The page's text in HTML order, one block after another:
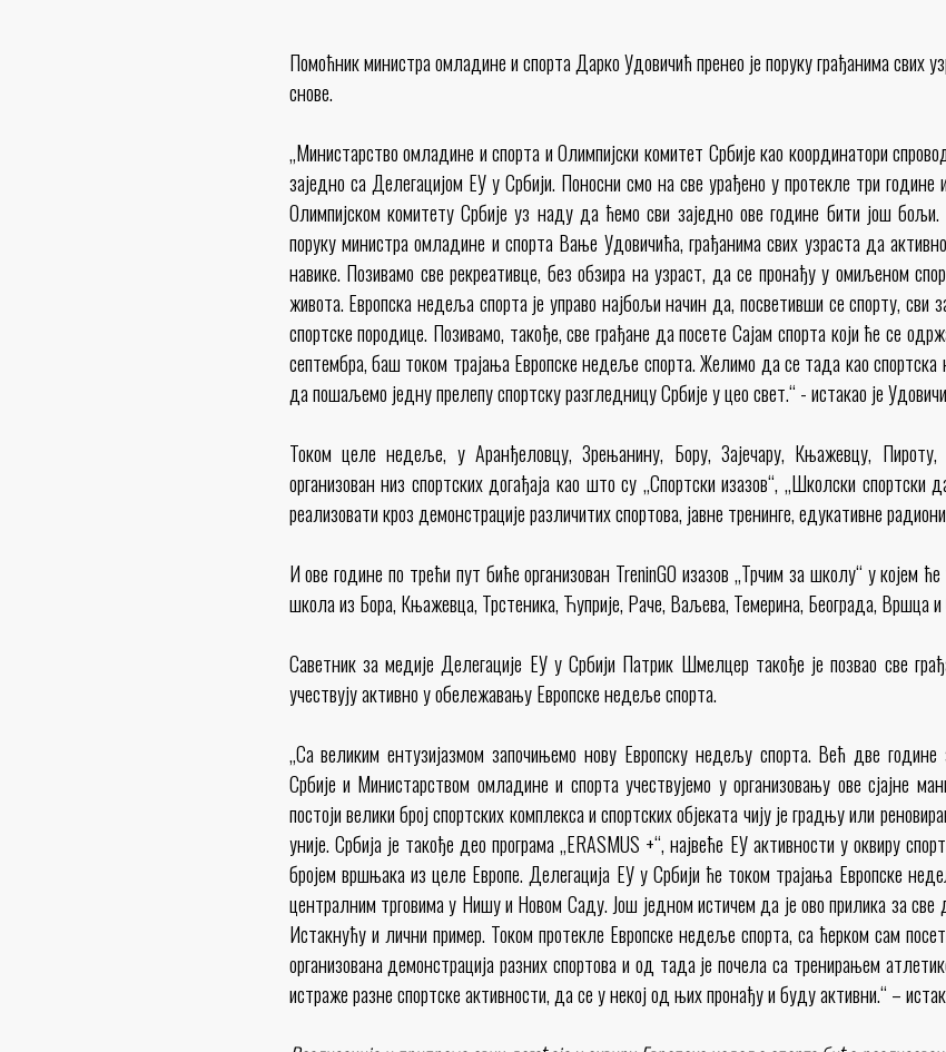
Помоћник министра омладине и спорта Дарко Удовичић пренео је поруку грађанима свих
снове.
„Министарство омладине и спорта и Олимпијски комитет Србије као координатори
заједно са Делегацијом ЕУ у Србији. Поносни смо на све урађено у протекле три године
Олимпијском комитету Србије уз наду да ћемо сви заједно ове године бити још
поруку министра омладине и спорта Вање Удовичића, грађанима свих узраста да
навике. Позивамо све рекреативце, без обзира на узраст, да се пронађу у омиљеном
живота. Европска недеља спорта је управо најбољи начин да, посветивши се спорту, сви
спортске породице. Позивамо, такође, све грађане да посете Сајам спорта који ће се
септембра, баш током трајања Европске недеље спорта. Желимо да се тада као
да пошаљемо једну прелепу спортску разгледницу Србије у цео свет.“ - истакао је
Током целе недеље, у Аранђеловцу, Зрењанину, Бору, Зајечару, Књажевцу,
организован низ спортских догађаја као што су „Спортски изазов“, „Школски спортски
реализовати кроз демонстрације различитих спортова, јавне тренинге, едукативне
И ове године по трећи пут биће организован TreninGO изазов „Трчим за школу“ у којем
школа из Бора, Књажевца, Трстеника, Ћуприје, Раче, Ваљева, Темерина, Београда, Вршца
Саветник за медије Делегације ЕУ у Србији Патрик Шмелцер такође је позвао све
учествују активно у обележавању Европске недеље спорта.
„Са великим ентузијазмом започињемо нову Европску недељу спорта. Већ две године
Србије и Министарством омладине и спорта учествујемо у организовању ове сјајне
постоји велики број спортских комплекса и спортских објеката чију је градњу или
уније. Србија је такође део програма „ERASMUS +“, највеће ЕУ активности у оквиру
бројем вршњака из целе Европе. Делегација ЕУ у Србији ће током трајања Европске
централним трговима у Нишу и Новом Саду. Још једном истичем да је ово прилика за све
Истакнућу и лични пример. Током протекле Европске недеље спорта, са ћерком сам
организована демонстрација разних спортова и од тада је почела са тренирањем
истраже разне спортске активности, да се у некој од њих пронађу и буду активни.“ –